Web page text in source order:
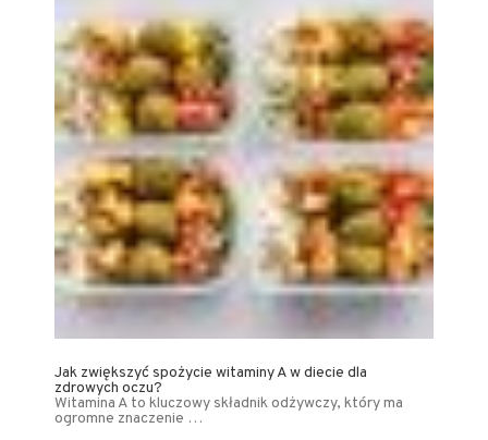
Jak zwiększyć spożycie witaminy A w diecie dla
zdrowych oczu?
Witamina A to kluczowy składnik odżywczy, który ma
ogromne znaczenie …